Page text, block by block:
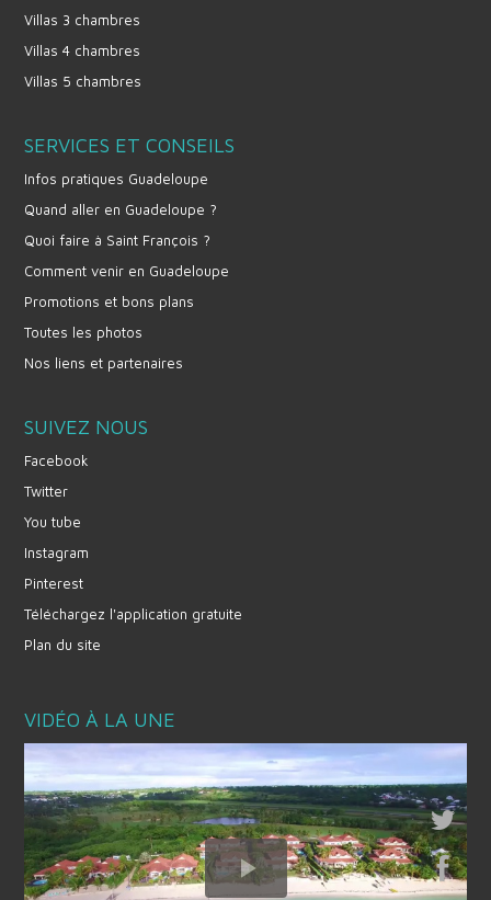
Villas 3 chambres
Villas 4 chambres
Villas 5 chambres
SERVICES ET CONSEILS
Infos pratiques Guadeloupe
Quand aller en Guadeloupe ?
Quoi faire à Saint François ?
Comment venir en Guadeloupe
Promotions et bons plans
Toutes les photos
Nos liens et partenaires
SUIVEZ NOUS
Facebook
Twitter
You tube
Instagram
Pinterest
Téléchargez l'application gratuite
Plan du site
VIDÉO À LA UNE